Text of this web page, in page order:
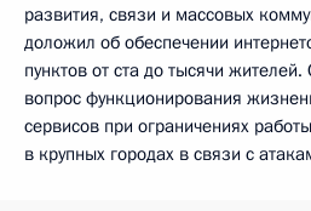
развития, связи и массовых
доложил об обеспечении
пунктов от ста до тысячи жителей.
вопрос функционирования
сервисов при ограничениях
в крупных городах в связи с